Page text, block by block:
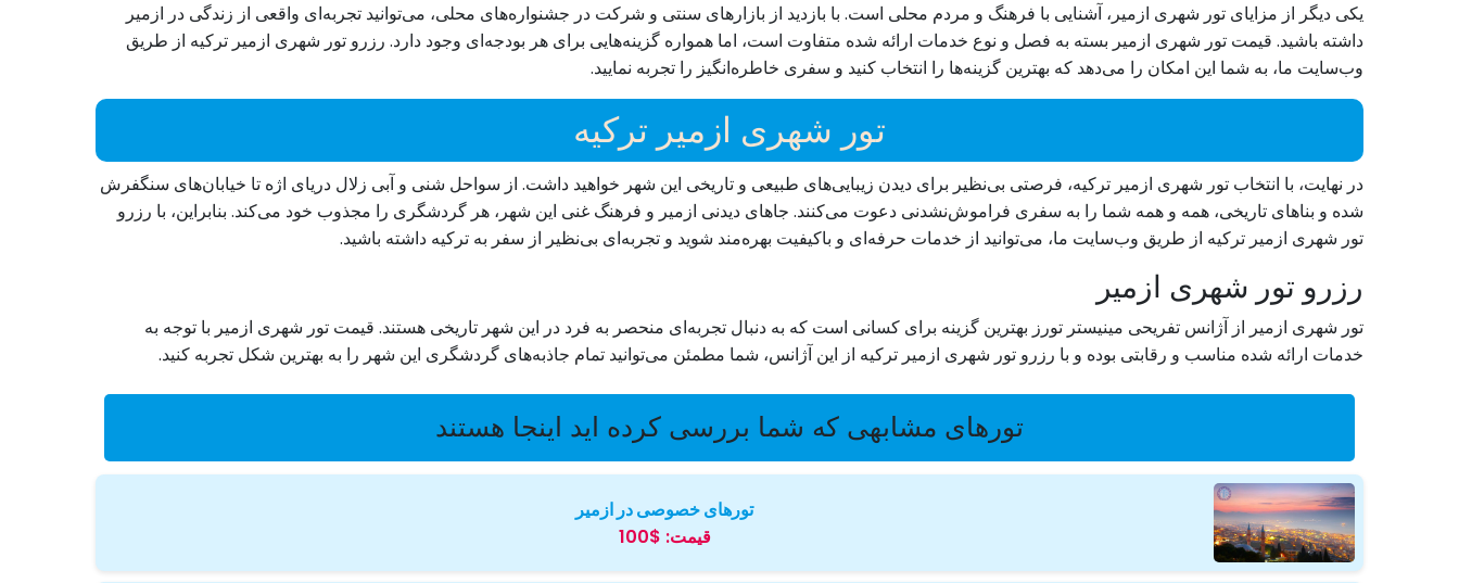
یکی دیگر از مزایای تور شهری ازمیر، آشنایی با فرهنگ و مردم محلی است. با بازدید از بازارهای سنتی و شرکت در جشنواره‌های محلی، می‌توانید تجربه‌ای واقعی از زندگی در ازمیر
داشته باشید. قیمت تور شهری ازمیر بسته به فصل و نوع خدمات ارائه شده متفاوت است، اما همواره گزینه‌هایی برای هر بودجه‌ای وجود دارد. رزرو تور شهری ازمیر ترکیه از طریق
وب‌سایت ما، به شما این امکان را می‌دهد که بهترین گزینه‌ها را انتخاب کنید و سفری خاطره‌انگیز را تجربه نمایید.
تور شهری ازمیر ترکیه
در نهایت، با انتخاب تور شهری ازمیر ترکیه، فرصتی بی‌نظیر برای دیدن زیبایی‌های طبیعی و تاریخی این شهر خواهید داشت. از سواحل شنی و آبی زلال دریای اژه تا خیابان‌های سنگفرش
شده و بناهای تاریخی، همه و همه شما را به سفری فراموش‌نشدنی دعوت می‌کنند. جاهای دیدنی ازمیر و فرهنگ غنی این شهر، هر گردشگری را مجذوب خود می‌کند. بنابراین، با رزرو
تور شهری ازمیر ترکیه از طریق وب‌سایت ما، می‌توانید از خدمات حرفه‌ای و باکیفیت بهره‌مند شوید و تجربه‌ای بی‌نظیر از سفر به ترکیه داشته باشید.
رزرو تور شهری ازمیر
تور شهری ازمیر از آژانس تفریحی مینیستر تورز بهترین گزینه برای کسانی است که به دنبال تجربه‌ای منحصر به فرد در این شهر تاریخی هستند. قیمت تور شهری ازمیر با توجه به
خدمات ارائه شده مناسب و رقابتی بوده و با رزرو تور شهری ازمیر ترکیه از این آژانس، شما مطمئن می‌توانید تمام جاذبه‌های گردشگری این شهر را به بهترین شکل تجربه کنید.
تورهای مشابهی که شما بررسی کرده اید اینجا هستند
تورهای خصوصی در ازمیر
قیمت: $100